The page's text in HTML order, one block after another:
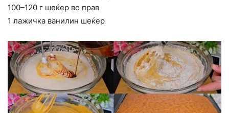
100–120 г шеќер во прав
1 лажичка ванилин шеќер